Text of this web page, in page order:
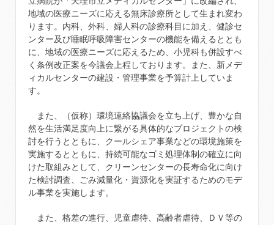
地域の医療ニーズに応える無床診療所として生まれ変わ
ります。内科、外科、婦人科の診療科目に加え、健診セ
ンター及び睡眠呼吸障害センターの機能を備えるととも
に、地域の医療ニーズに応えるため、小児科も併設すべ
く条例改正案を今議会上程しております。また、新メデ
ィカルセンターの建設・管理事業を予算計上していま
す。
また、（仮称）環境連絡協議会を立ち上げ、豊かな自
然を生活満足度向上に繋がる具体的なプロジェクトの検
討を行うとともに、クールシェア事業などの環境施策を
実施するとともに、持続可能なゴミ処理体制の確立に向
けた取組みとして、クリーンセンターの長寿命化に向け
た検討調査、ごみ減量化・資源化を実証するためのモデ
ル事業を実施します。
また、格差の進行、児童虐待、高齢者虐待、ＤＶ等の